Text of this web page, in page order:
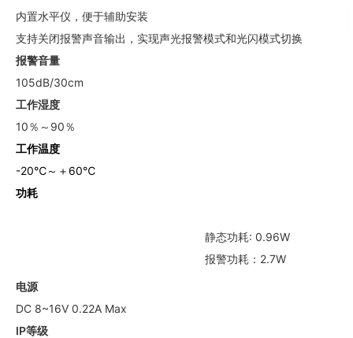
内置水平仪，便于辅助安装
支持关闭报警声音输出，实现声光报警模式和光闪模式切换
报警音量
105dB/30cm
工作湿度
10％～90％
工作温度
-20℃～＋60℃
功耗
静态功耗: 0.96W
报警功耗：2.7W
电源
DC 8~16V 0.22A Max
IP等级